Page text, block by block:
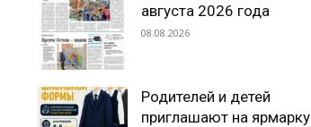
августа 2026 года
08.08.2026
Родителей и детей
приглашают на ярмарку